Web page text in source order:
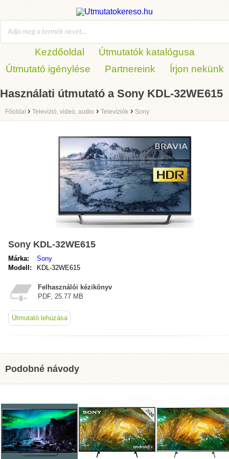
Kezdőoldal
Útmutatók katalógusa
Útmutató igénylése
Partnereink Írjon nekünk
Használati útmutató a Sony KDL-32WE615
Főoldal › Televízió, videó, audio › Televíziók › Sony
Sony KDL-32WE615
Márka:
Sony
Modell:
KDL-32WE615
Felhasználói kézikönyv
PDF, 25.77 MB
Útmutató lehúzása
Podobné návody